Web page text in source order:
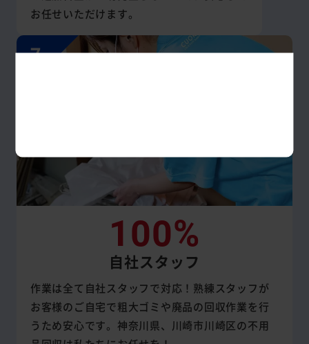
お任せいただけます。
100%
自社スタッフ
作業は全て自社スタッフで対応！熟練スタッフが
お客様のご自宅で粗大ゴミや廃品の回収作業を行
うため安心です。神奈川県、川崎市川崎区の不用